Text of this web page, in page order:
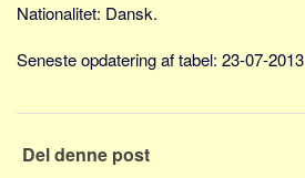
Personer
Nationalitet: Dansk.
Seneste opdatering af tabel: 23-07-2013
Del denne post